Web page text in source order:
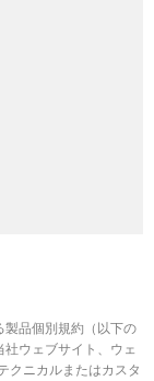
製品個別規約（以下の
ウェブサイト、ウェ
クニカルまたはカスタ